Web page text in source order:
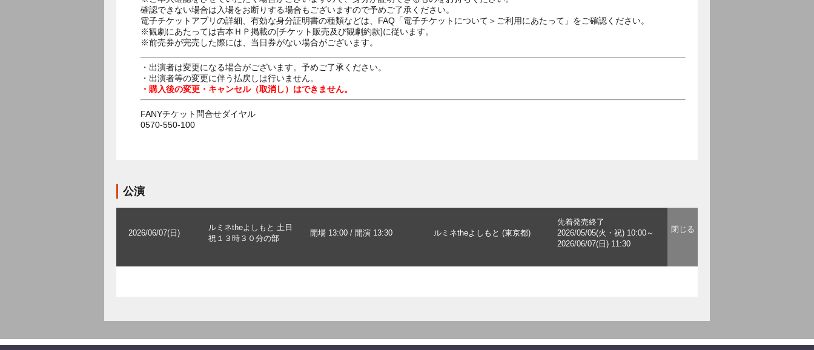
確認できない場合は入場をお断りする場合もございますので予めご了承ください。
電子チケットアプリの詳細、有効な身分証明書の種類などは、FAQ「電子チケットについて＞ご利用にあたって」をご確認ください。
※観劇にあたっては吉本ＨＰ掲載の[チケット販売及び観劇約款]に従います。
※前売券が完売した際には、当日券がない場合がございます。
・出演者は変更になる場合がございます。予めご了承ください。
・出演者等の変更に伴う払戻しは行いません。
・購入後の変更・キャンセル（取消し）はできません。
FANYチケット問合せダイヤル
0570-550-100
公演
2026/06/07(日)
ルミネtheよしもと 土日
祝１３時３０分の部
開場 13:00 / 開演 13:30 ルミネtheよしもと (東京都)
先着発売終了
2026/05/05(火・祝) 10:00～
2026/06/07(日) 11:30